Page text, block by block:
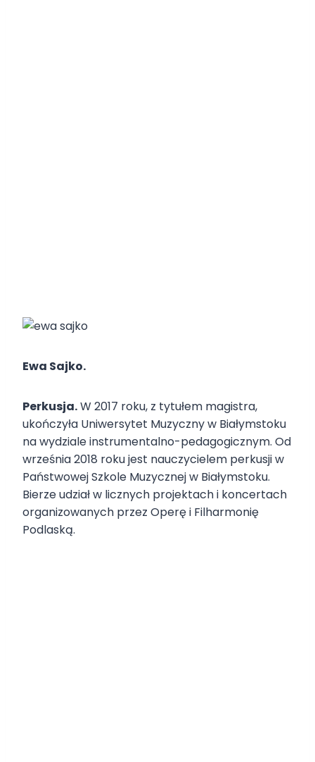
Ewa Sajko.
Perkusja.W 2017 roku, z tytułem magistra,
ukończyła Uniwersytet Muzyczny w Białymstoku
na wydziale instrumentalno-pedagogicznym. Od
września 2018 roku jest nauczycielem perkusji w
Państwowej Szkole Muzycznej w Białymstoku.
Bierze udział w licznych projektach i koncertach
organizowanych przez Operę i Filharmonię
Podlaską.